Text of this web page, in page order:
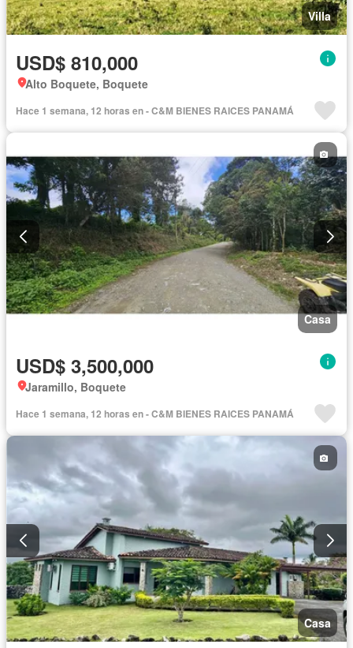
Villa
USD$ 810,000
Alto Boquete, Boquete
Hace 1 semana, 12 horas en - C&M BIENES RAICES PANAMÁ
Casa
USD$ 3,500,000
Jaramillo, Boquete
Hace 1 semana, 12 horas en - C&M BIENES RAICES PANAMÁ
Casa